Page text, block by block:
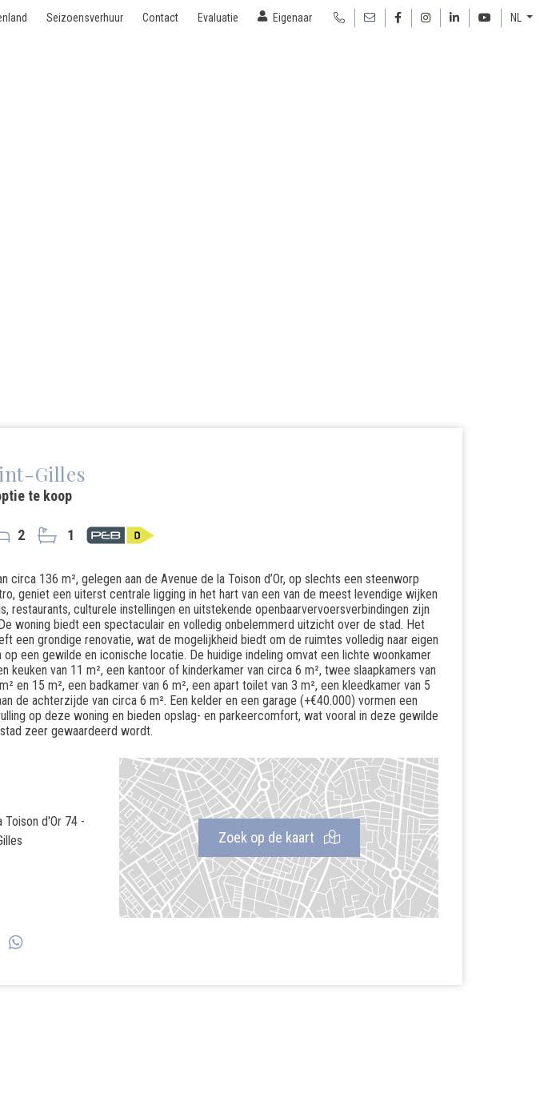
NL
Seizoensverhuur Contact Evaluatie Eigenaar
Gilles
Gilles
te koop
2 1
circa 136 m², gelegen aan de Avenue de la Toison d’Or, op slechts een steenworp
geniet een uiterst centrale ligging in het hart van een van de meest levendige wijken
restaurants, culturele instellingen en uitstekende openbaarvervoersverbindingen zijn
woning biedt een spectaculair en volledig onbelemmerd uitzicht over de stad. Het
een grondige renovatie, wat de mogelijkheid biedt om de ruimtes volledig naar eigen
een gewilde en iconische locatie. De huidige indeling omvat een lichte woonkamer
keuken van 11 m², een kantoor of kinderkamer van circa 6 m², twee slaapkamers van
en 15 m², een badkamer van 6 m², een apart toilet van 3 m², een kleedkamer van 5
de achterzijde van circa 6 m². Een kelder en een garage (+€40.000) vormen een
op deze woning en bieden opslag- en parkeercomfort, wat vooral in deze gewilde
zeer gewaardeerd wordt.
Toison d'Or 74 -
Zoek op de kaart